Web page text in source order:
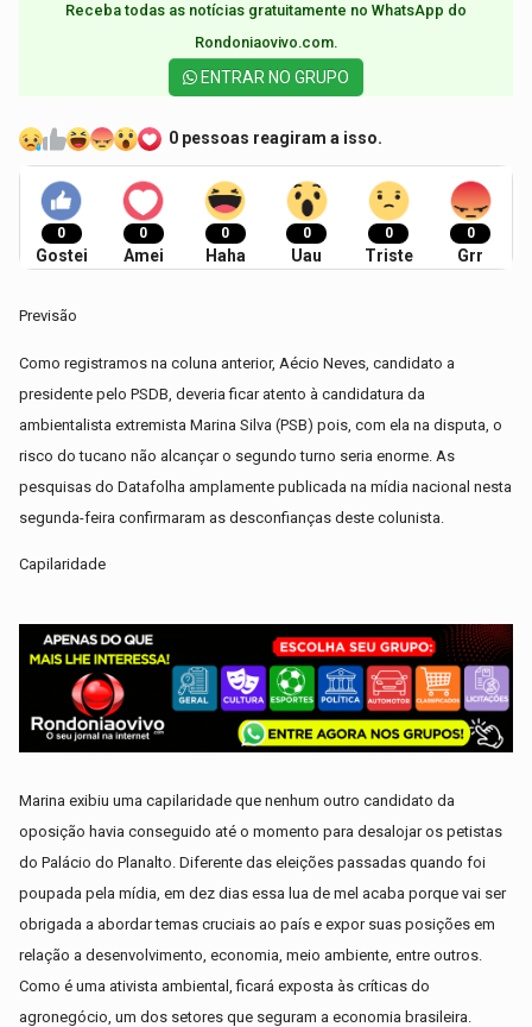
Receba todas as notícias gratuitamente no WhatsApp do
Rondoniaovivo.com.​
ENTRAR NO GRUPO
0 pessoas reagiram a isso.
0
Gostei
0
Amei
0
Haha
0
Uau
0
Triste
0
Grr
Previsão
Como registramos na coluna anterior, Aécio Neves, candidato a
presidente pelo PSDB, deveria ficar atento à candidatura da
ambientalista extremista Marina Silva (PSB) pois, com ela na disputa, o
risco do tucano não alcançar o segundo turno seria enorme. As
pesquisas do Datafolha amplamente publicada na mídia nacional nesta
segunda-feira confirmaram as desconfianças deste colunista.
Capilaridade
Marina exibiu uma capilaridade que nenhum outro candidato da
oposição havia conseguido até o momento para desalojar os petistas
do Palácio do Planalto. Diferente das eleições passadas quando foi
poupada pela mídia, em dez dias essa lua de mel acaba porque vai ser
obrigada a abordar temas cruciais ao país e expor suas posições em
relação a desenvolvimento, economia, meio ambiente, entre outros.
Como é uma ativista ambiental, ficará exposta às críticas do
agronegócio, um dos setores que seguram a economia brasileira.